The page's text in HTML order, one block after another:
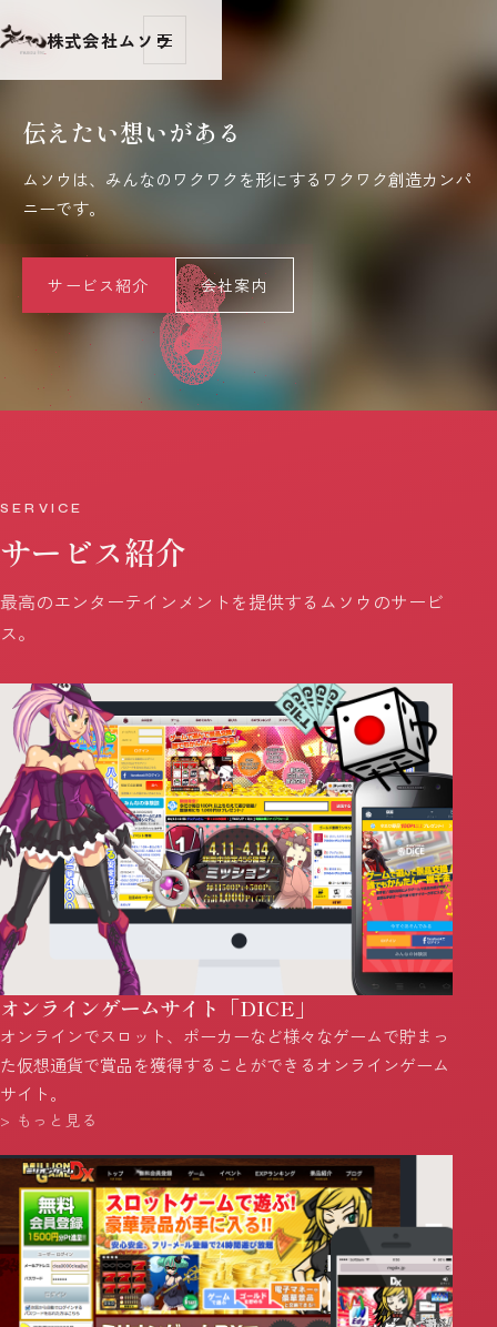
株式会社ムソウ
伝えたい想いがある
ムソウは、みんなのワクワクを形にするワクワク創造カンパ
ニーです。
サービス紹介 会社案内
SERVICE
サービス紹介
最高のエンターテインメントを提供するムソウのサービ
ス。
オンラインゲームサイト「DICE」
オンラインでスロット、ポーカーなど様々なゲームで貯まっ
た仮想通貨で賞品を獲得することができるオンラインゲーム
サイト。
> もっと見る